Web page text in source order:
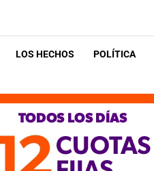
LOS HECHOS POLÍTICA